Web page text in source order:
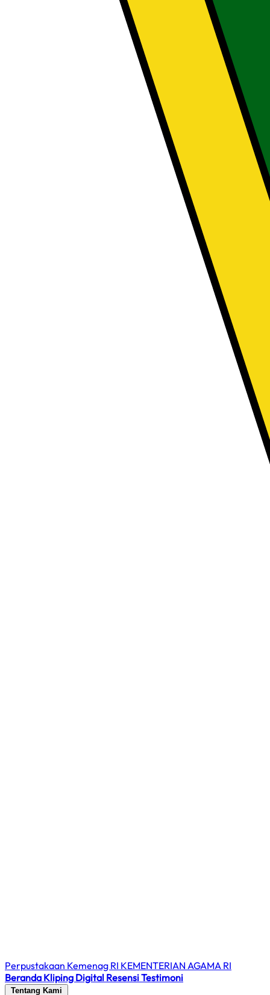
Perpustakaan Kemenag RI KEMENTERIAN AGAMA RI
Beranda Kliping Digital ResensiTestimoni
Tentang Kami